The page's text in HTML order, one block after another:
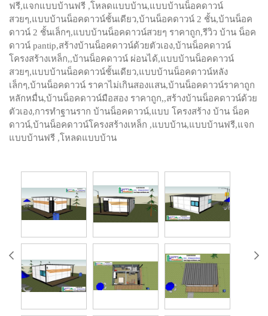
ฟรี,แจกแบบบ้านฟรี ,โหลดแบบบ้าน,แบบบ้านน็อคดาวน์
สวยๆ,แบบบ้านน็อคดาวน์ชั้นเดียว,บ้านน็อคดาวน์ 2 ชั้น,บ้านน็อค
ดาวน์ 2 ชั้นเล็กๆ,แบบบ้านน็อคดาวน์สวยๆ ราคาถูก,รีวิว บ้าน น็อค
ดาวน์ pantip,สร้างบ้านน็อคดาวน์ด้วยตัวเอง,บ้านน็อคดาวน์
โครงสร้างเหล็ก,,บ้านน็อคดาวน์ ผ่อนได้,แบบบ้านน็อคดาวน์
สวยๆ,แบบบ้านน็อคดาวน์ชั้นเดียว,แบบบ้านน็อคดาวน์หลัง
เล็กๆ,บ้านน็อคดาวน์ ราคาไม่เกินสองแสน,บ้านน็อคดาวน์ราคาถูก
หลักหมื่น,บ้านน็อคดาวน์มือสอง ราคาถูก,,สร้างบ้านน็อคดาวน์ด้วย
ตัวเอง,การทำฐานราก บ้านน็อคดาวน์,แบบ โครงสร้าง บ้าน น็อค
ดาวน์,บ้านน็อคดาวน์โครงสร้างเหล็ก ,แบบบ้าน,แบบบ้านฟรี,แจก
แบบบ้านฟรี ,โหลดแบบบ้าน